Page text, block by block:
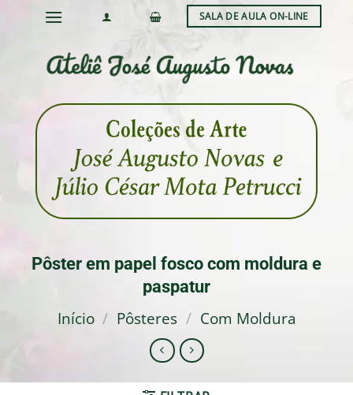
SALA DE AULA ON-LINE
Pôster em papel fosco com moldura e
paspatur
Início / Pôsteres / Com Moldura